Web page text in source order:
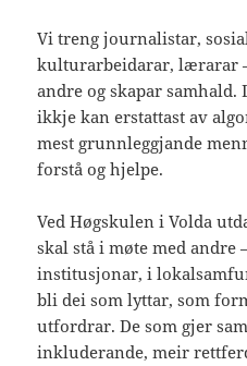
Vi treng journalistar,
kulturarbeidarar, lærarar
andre og skapar
ikkje kan erstattast av
mest grunnleggjande
forstå og hjelpe.
Ved Høgskulen i Volda
skal stå i møte med andre
institusjonar, i
bli dei som lyttar, som
utfordrar. De som gjer
inkluderande, meir